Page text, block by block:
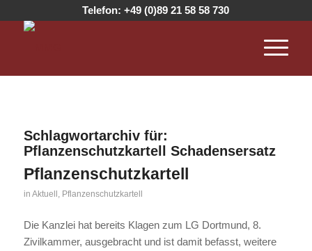
Telefon:+49 (0)89 21 58 58 730
Schlagwortarchiv für:
Pflanzenschutzkartell Schadensersatz
Pflanzenschutzkartell
in Aktuell , Pflanzenschutzkartell
Die Kanzlei hat bereits Klagen zum LG Dortmund, 8.
Zivilkammer, ausgebracht und ist damit befasst, weitere